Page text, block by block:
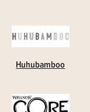
Huhubamboo